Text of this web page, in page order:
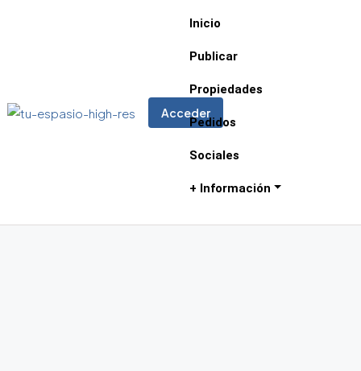
Acceder
Inicio
Publicar
Propiedades
Pedidos
Sociales
+ Información